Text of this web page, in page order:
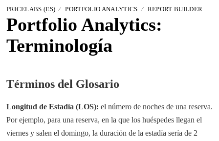
PRICELABS (ES) PORTFOLIO ANALYTICS REPORT BUILDER
Portfolio Analytics:
Terminología
Términos del Glosario
Longitud de Estadía (LOS): el número de noches de una reserva.
Por ejemplo, para una reserva, en la que los huéspedes llegan el
viernes y salen el domingo, la duración de la estadía sería de 2